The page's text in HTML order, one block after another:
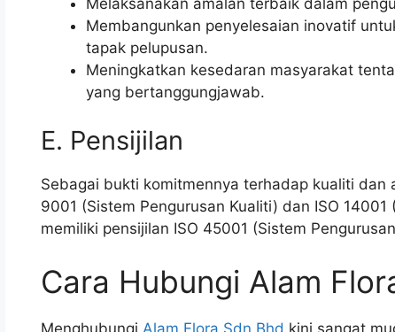
Membangunkan penyelesaian inovatif
tapak pelupusan.
Meningkatkan kesedaran masyarakat
yang bertanggungjawab.
E. Pensijilan
Sebagai bukti komitmennya terhadap kualiti dan
9001 (Sistem Pengurusan Kualiti) dan ISO
memiliki pensijilan ISO 45001 (Sistem
Cara Hubungi Alam
Menghubungi Alam Flora Sdn Bhd kini sangat